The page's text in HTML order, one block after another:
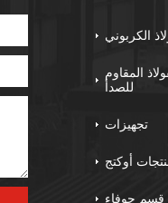
الكربوني
المقاوم
للصدأ
تجهيزات
أوكتج
قسم جوفاء